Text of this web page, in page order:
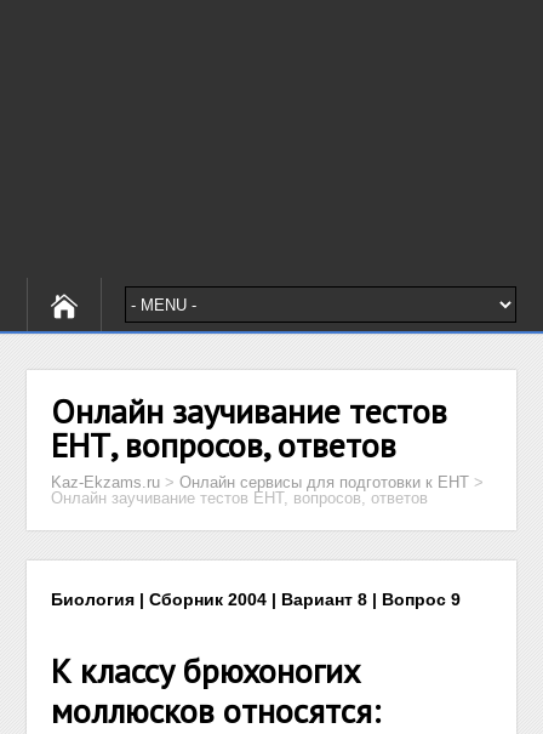
Онлайн заучивание тестов
ЕНТ, вопросов, ответов
Kaz-Ekzams.ru >Онлайн сервисы для подготовки к ЕНТ >
Онлайн заучивание тестов ЕНТ, вопросов, ответов
Биология | Сборник 2004 | Вариант 8 | Вопрос 9
К классу брюхоногих
моллюсков относятся: